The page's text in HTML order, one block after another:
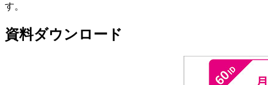
す。
資料ダウンロード